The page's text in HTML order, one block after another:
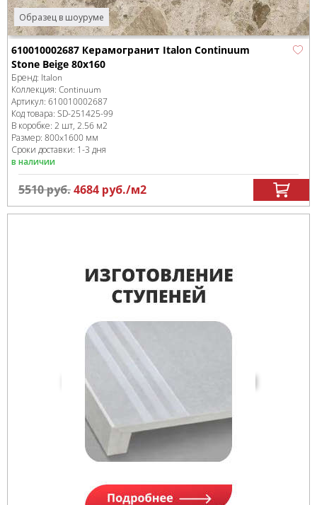
Образец в шоуруме
610010002687 Керамогранит Italon Continuum
Stone Beige 80x160
Бренд: Italon
Коллекция: Continuum
Артикул: 610010002687
Код товара: SD-251425-99
В коробке: 2 шт, 2.56 м2
Размер: 800x1600 мм
Сроки доставки: 1-3 дня
в наличии
5510руб.4684 руб./м2